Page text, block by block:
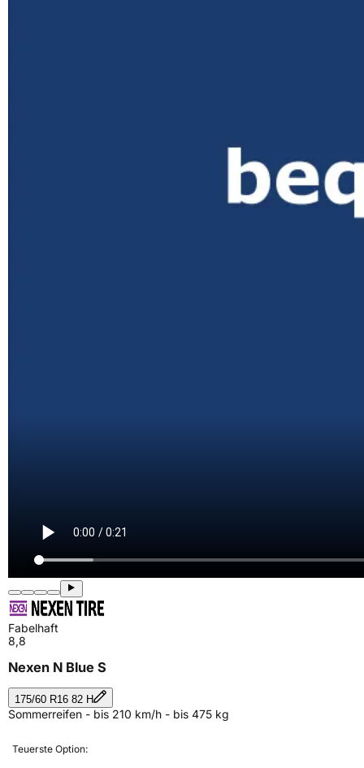
Fabelhaft
8,8
Nexen N Blue S
175/60 R16 82 H
Sommerreifen - bis 210 km/h - bis 475 kg
Teuerste Option: